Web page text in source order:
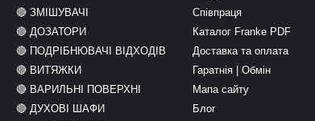
🔴 ЗМІШУВАЧІ
🔴 ДОЗАТОРИ
🔴 ПОДРІБНЮВАЧІ ВІДХОДІВ
🔴 ВИТЯЖКИ
🔴 ВАРИЛЬНІ ПОВЕРХНІ
🔴 ДУХОВІ ШАФИ
Співпраця
Каталог Franke PDF
Доставка та оплата
Гаратнія | Обмін
Мапа сайту
Блог